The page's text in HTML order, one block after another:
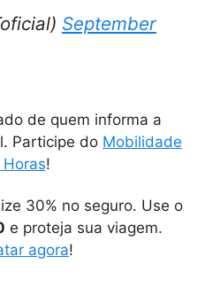
September
de quem informa a
Participe do Mobilidade
Horas!
30% no seguro. Use o
e proteja sua viagem.
agora!